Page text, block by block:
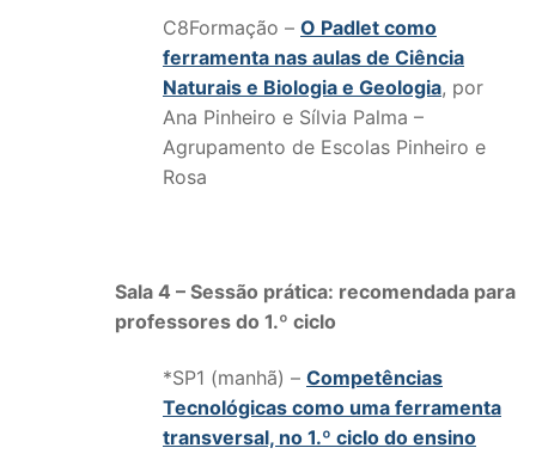
C8Formação – O Padlet como
ferramenta nas aulas de Ciência
Naturais e Biologia e Geologia, por
Ana Pinheiro e Sílvia Palma –
Agrupamento de Escolas Pinheiro e
Rosa
Sala 4 – Sessão prática: recomendada para
professores do 1.º ciclo
*SP1 (manhã) – Competências
Tecnológicas como uma ferramenta
transversal, no 1.º ciclo do ensino